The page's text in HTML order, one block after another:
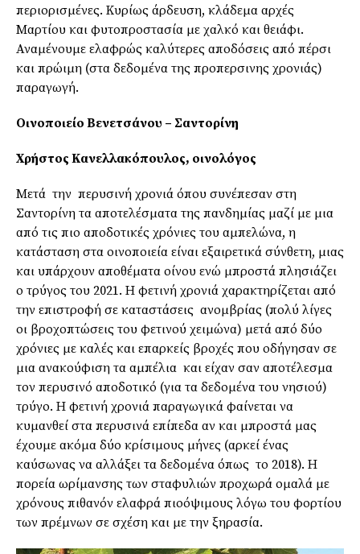
περιορισμένες. Κυρίως άρδευση, κλάδεμα αρχές
Μαρτίου και φυτοπροστασία με χαλκό και θειάφι.
Αναμένουμε ελαφρώς καλύτερες αποδόσεις από πέρσι
και πρώιμη (στα δεδομένα της προπερσινης χρονιάς)
παραγωγή.
Οινοποιείο Βενετσάνου – Σαντορίνη
Χρήστος Κανελλακόπουλος, οινολόγος
Μετά την περυσινή χρονιά όπου συνέπεσαν στη
Σαντορίνη τα αποτελέσματα της πανδημίας μαζί με μια
από τις πιο αποδοτικές χρόνιες του αμπελώνα, η
κατάσταση στα οινοποιεία είναι εξαιρετικά σύνθετη, μιας
και υπάρχουν αποθέματα οίνου ενώ μπροστά πλησιάζει
ο τρύγος του 2021. Η φετινή χρονιά χαρακτηρίζεται από
την επιστροφή σε καταστάσεις ανομβρίας (πολύ λίγες
οι βροχοπτώσεις του φετινού χειμώνα) μετά από δύο
χρόνιες με καλές και επαρκείς βροχές που οδήγησαν σε
μια ανακούφιση τα αμπέλια και είχαν σαν αποτέλεσμα
τον περυσινό αποδοτικό (για τα δεδομένα του νησιού)
τρύγο. Η φετινή χρονιά παραγωγικά φαίνεται να
κυμανθεί στα περυσινά επίπεδα αν και μπροστά μας
έχουμε ακόμα δύο κρίσιμους μήνες (αρκεί ένας
καύσωνας να αλλάξει τα δεδομένα όπως το 2018). Η
πορεία ωρίμανσης των σταφυλιών προχωρά ομαλά με
χρόνους πιθανόν ελαφρά πιοόψιμους λόγω του φορτίου
των πρέμνων σε σχέση και με την ξηρασία.